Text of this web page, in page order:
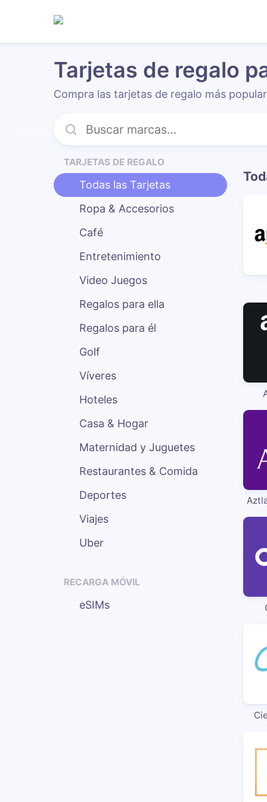
Tarjetas de regalo
Compra las tarjetas de regalo más
TARJETAS DE REGALO
Todas las Tarjetas
Ropa & Accesorios
Café
Entretenimiento
Video Juegos
Regalos para ella
Regalos para él
Golf
Víveres
Hoteles
Casa & Hogar
Maternidad y Juguetes
Restaurantes & Comida
Deportes
Viajes
Uber
RECARGA MÓVIL
eSIMs